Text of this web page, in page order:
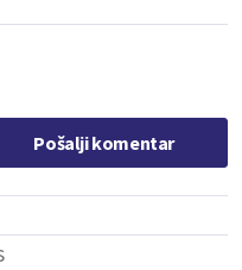
Pošalji komentar